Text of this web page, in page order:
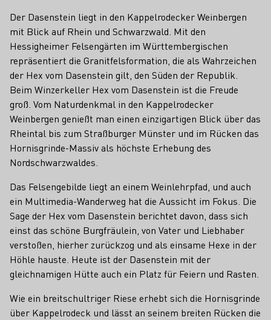
Der Dasenstein liegt in den Kappelrodecker Weinbergen
mit Blick auf Rhein und Schwarzwald. Mit den
Hessigheimer Felsengärten im Württembergischen
repräsentiert die Granitfelsformation, die als Wahrzeichen
der Hex vom Dasenstein gilt, den Süden der Republik.
Beim Winzerkeller Hex vom Dasenstein ist die Freude
groß. Vom Naturdenkmal in den Kappelrodecker
Weinbergen genießt man einen einzigartigen Blick über das
Rheintal bis zum Straßburger Münster und im Rücken das
Hornisgrinde-Massiv als höchste Erhebung des
Nordschwarzwaldes.
Das Felsengebilde liegt an einem Weinlehrpfad, und auch
ein Multimedia-Wanderweg hat die Aussicht im Fokus. Die
Sage der Hex vom Dasenstein berichtet davon, dass sich
einst das schöne Burgfräulein, von Vater und Liebhaber
verstoßen, hierher zurückzog und als einsame Hexe in der
Höhle hauste. Heute ist der Dasenstein mit der
gleichnamigen Hütte auch ein Platz für Feiern und Rasten.
Wie ein breitschultriger Riese erhebt sich die Hornisgrinde
über Kappelrodeck und lässt an seinem breiten Rücken die